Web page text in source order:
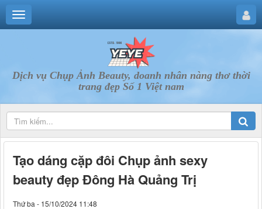
Dịch vụ Chụp Ảnh Beauty, doanh nhân nàng thơ thời
trang đẹp Số 1 Việt nam
Tạo dáng cặp đôi Chụp ảnh sexy
beauty đẹp Đông Hà Quảng Trị
Thứ ba - 15/10/2024 11:48